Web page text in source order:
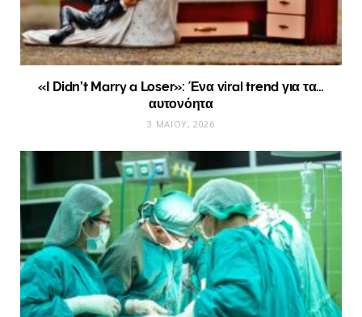
«I Didn’t Marry a Loser»: Ένα viral trend για τα…
αυτονόητα
3 ΜΑΪ́ΟΥ, 2026